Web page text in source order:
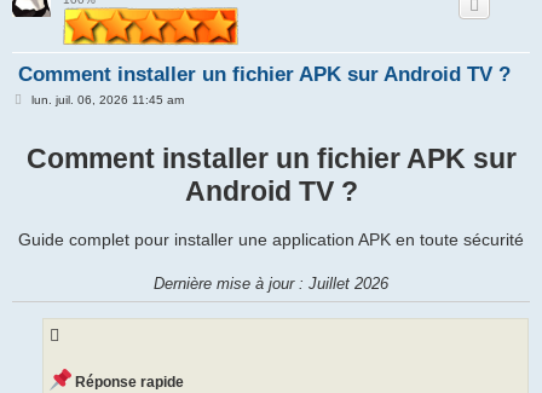
r
Comment installer un fichier APK sur Android TV ?
M
a
g
lun. juil. 06, 2026 11:45 am
Comment installer un fichier APK sur
Android TV ?
Guide complet pour installer une application APK en toute sécurité
Dernière mise à jour : Juillet 2026
Réponse rapide